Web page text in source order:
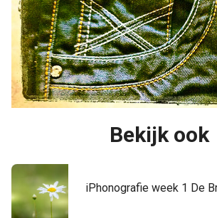
Bekijk ook
iPhonografie week 1 De